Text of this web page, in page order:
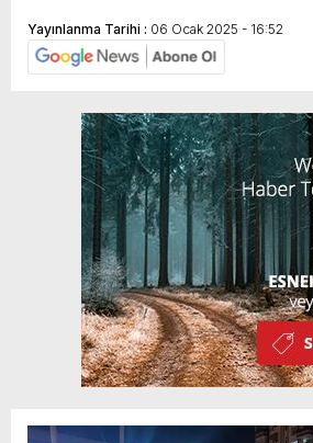
Yayınlanma Tarihi : 06 Ocak 2025 - 16:52